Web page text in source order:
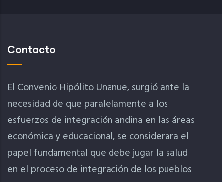
Contacto
El Convenio Hipólito Unanue, surgió ante la
necesidad de que paralelamente a los
esfuerzos de integración andina en las áreas
económica y educacional, se considerara el
papel fundamental que debe jugar la salud
en el proceso de integración de los pueblos